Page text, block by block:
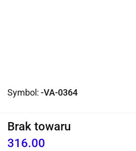
Symbol: -VA-0364
Brak towaru
316.00